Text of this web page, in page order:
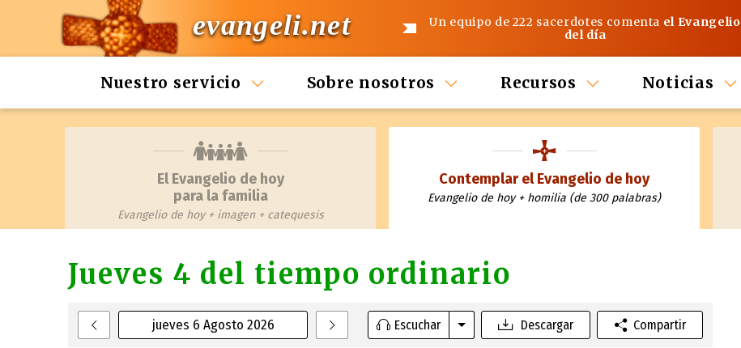
evangeli.net Un equipo de 222 sacerdotes comenta el Evangelio
del día
Nuestro servicio Sobre nosotros Recursos Noticias
El Evangelio de hoy
para la familia
Evangelio de hoy + imagen + catequesis
Contemplar el Evangelio de hoy
Evangelio de hoy + homilia (de 300 palabras)
jueves 6 Agosto 2026
Jueves 4 del tiempo ordinario
Escuchar Descargar Compartir